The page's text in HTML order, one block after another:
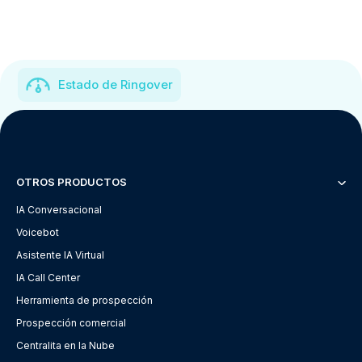
Estado de Ringover
OTROS PRODUCTOS
IA Conversacional
Voicebot
Asistente IA Virtual
IA Call Center
Herramienta de prospección
Prospección comercial
Centralita en la Nube